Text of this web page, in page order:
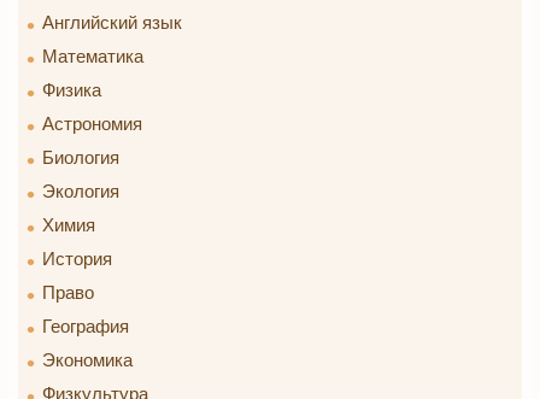
Английский язык
Математика
Физика
Астрономия
Биология
Экология
Химия
История
Право
География
Экономика
Физкультура